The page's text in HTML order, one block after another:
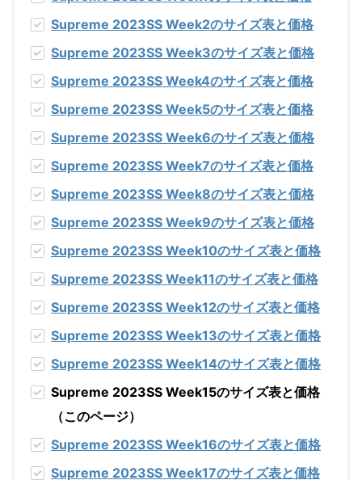
Supreme 2023SS Week2のサイズ表と価格
Supreme 2023SS Week3のサイズ表と価格
Supreme 2023SS Week4のサイズ表と価格
Supreme 2023SS Week5のサイズ表と価格
Supreme 2023SS Week6のサイズ表と価格
Supreme 2023SS Week7のサイズ表と価格
Supreme 2023SS Week8のサイズ表と価格
Supreme 2023SS Week9のサイズ表と価格
Supreme 2023SS Week10のサイズ表と価格
Supreme 2023SS Week11のサイズ表と価格
Supreme 2023SS Week12のサイズ表と価格
Supreme 2023SS Week13のサイズ表と価格
Supreme 2023SS Week14のサイズ表と価格
Supreme 2023SS Week15のサイズ表と価格
（このページ）
Supreme 2023SS Week16のサイズ表と価格
Supreme 2023SS Week17のサイズ表と価格